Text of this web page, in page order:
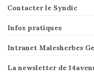
Contacter le Syndic
Infos pratiques
Intranet Malesherbes
La newsletter de